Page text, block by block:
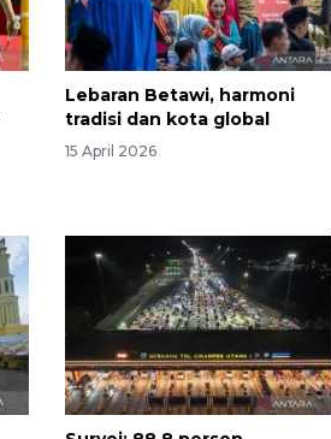
Lebaran Betawi, harmoni
tradisi dan kota global
15 April 2026